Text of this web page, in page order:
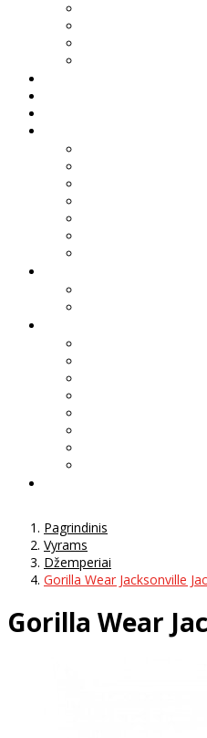
Pagrindinis
Vyrams
Džemperiai
Gorilla Wear Jacksonville
Gorilla Wear